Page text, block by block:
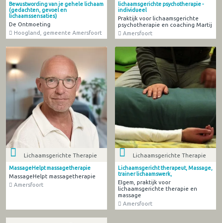
Bewustwording van je gehele lichaam
(gedachten, gevoel en
lichaamssensaties)
De Ontmoeting
Hoogland, gemeente Amersfoort
lichaamsgerichte psychotherapie -
individueel
Praktijk voor lichaamsgerichte
psychotherapie en coaching Martij
Amersfoort
Lichaamsgerichte Therapie
MassageHelpt massagetherapie
MassageHelpt massagetherapie
Amersfoort
Lichaamsgerichte Therapie
Lichaamsgericht therapeut, Massage,
trainer lichaamswerk,
EIgem, praktijk voor
lichaamsgerichte therapie en
massage
Amersfoort